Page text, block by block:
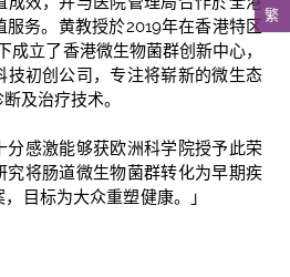
繁
务。黄教授於2019年在香港特区
立了香港微生物菌群创新中心，
技初创公司，专注将崭新的微生态
及治疗技术。
分感激能够获欧洲科学院授予此荣
究将肠道微生物菌群转化为早期疾
目标为大众重塑健康。」